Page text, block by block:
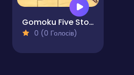
Gomoku Five Stones in a Row
0 (0 Голосів)